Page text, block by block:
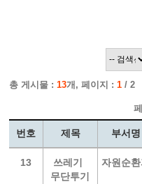
총 게시물 :13개, 페이지 :1 / 2
번호 제목 부서명
13
쓰레기
무단투기
자원순